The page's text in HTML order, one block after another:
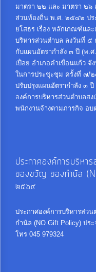
Q&A
การ
จัดการ
ความ
รู้
การ
ให้
บริการ
แผนการ
มาตรา ๒๒ และ มาตรา ๒๖
ส่วนท้องถิ่น พ.ศ. ๒๕๔๒ ปร
ยโสธร เรื่อง หลักเกณฑ์แล
บริหารส่วนตำบล ลงวันที่
กับแผนอัตรากำลัง ๓ ปี (พ.
เปื่อย อำเภอคำเขื่อนแก้ว
ในการประชุะชุม ครั้งที่ ๗/
ปรับปรุงแผนอัตรากำลัง ๓
องค์การบริหารส่วนตำบลส
พนักงานจ้างตามภารกิจ อบ
ประกาศองค์การบริหา
ของขวัญ ของกำนัล
๒๕๖๙
ประกาศองค์การบริหารส่ว
กำนัล (NO Gift Policy) ป
โทร 045 979324